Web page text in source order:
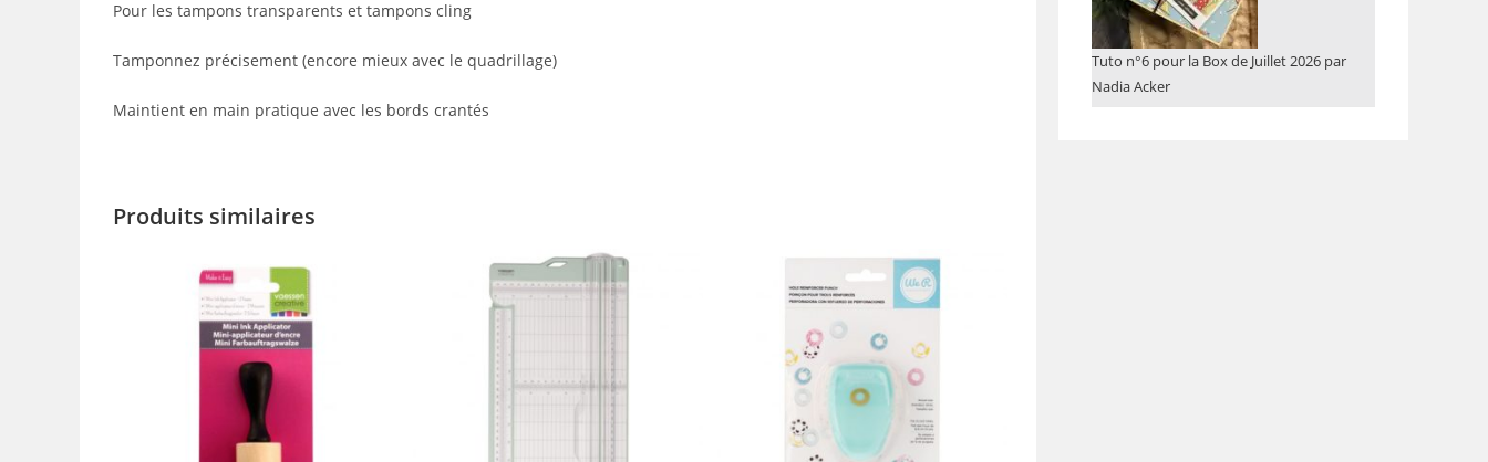
Pour les tampons transparents et tampons cling
Tamponnez précisement (encore mieux avec le quadrillage)
Maintient en main pratique avec les bords crantés
Produits similaires
Tuto n°6 pour la Box de Juillet 2026 par
Nadia Acker